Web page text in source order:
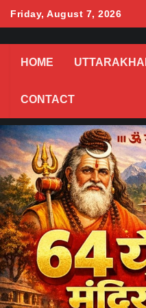
Friday, August 7, 2026
HOME
CONTACT